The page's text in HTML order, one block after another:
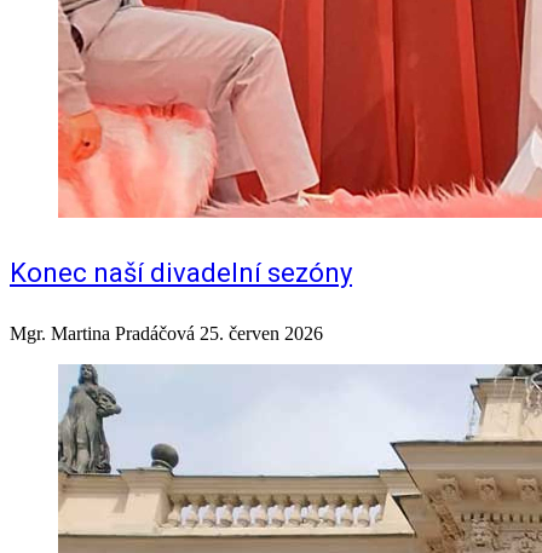
Konec naší divadelní sezóny
Mgr. Martina Pradáčová 25. červen 2026